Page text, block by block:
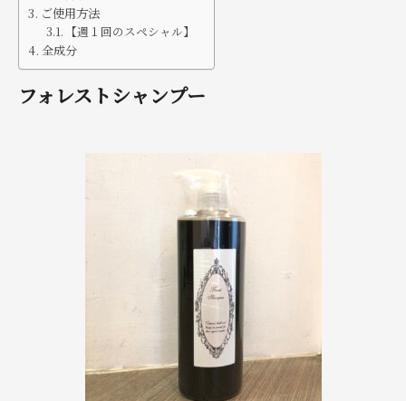
ご使用方法
【週１回のスペシャル】
全成分
フォレストシャンプー